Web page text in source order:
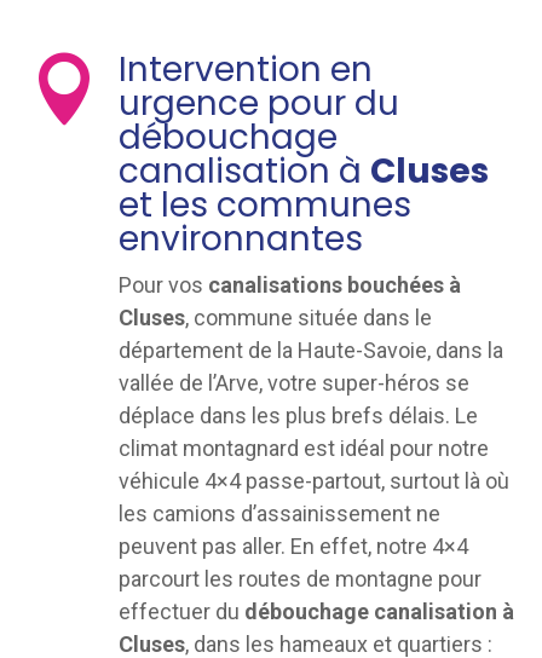
 Intervention en
urgence pour du
débouchage
canalisation à Cluses
et les communes
environnantes
Pour vos canalisations bouchées à
Cluses, commune située dans le
département de la Haute-Savoie, dans la
vallée de l’Arve, votre super-héros se
déplace dans les plus brefs délais. Le
climat montagnard est idéal pour notre
véhicule 4×4 passe-partout, surtout là où
les camions d’assainissement ne
peuvent pas aller. En effet, notre 4×4
parcourt les routes de montagne pour
effectuer du débouchage canalisation à
Cluses, dans les hameaux et quartiers :